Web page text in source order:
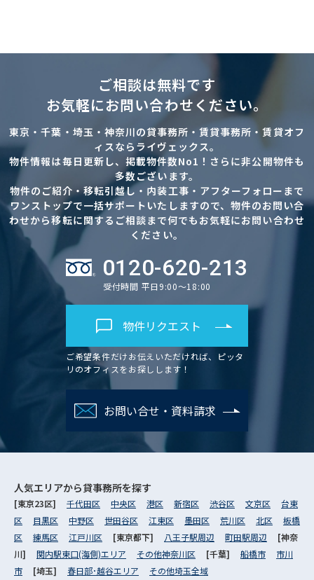
ご相談は無料です
お気軽にお問い合わせください。
東京・千葉・埼玉・神奈川の貸事務所・賃貸事務所・賃貸オフ
ィスならライヴェックス。
物件情報は毎日更新し、掲載物件数No1！さらに非公開物件も
多数ございます。
物件のご紹介・移転引越し・内装工事・アフターフォローまで
ワンストップで一括サポートいたしますので、物件のお問い合
わせから移転に関するご相談まで何でもお気軽にお問い合わせ
ください。
0120-620-213
受付時間 平日9:00～18:00
物件リクエスト
ご希望条件だけお伝えいただければ、ピッタ
リのオフィスをお探しします！
お問い合せ・資料請求
人気エリアから貸事務所を探す
[東京23区] 千代田区 中央区 港区 新宿区 渋谷区 文京区
台東
区
目黒区 中野区 世田谷区 江東区 墨田区 荒川区 北区
板橋
区
練馬区 江戸川区 [東京都下] 八王子駅周辺 町田駅周辺
[神奈
川] 関内駅東口(海側)エリア その他神奈川区 [千葉] 船橋市
市川
市
[埼玉] 春日部･越谷エリア その他埼玉全域